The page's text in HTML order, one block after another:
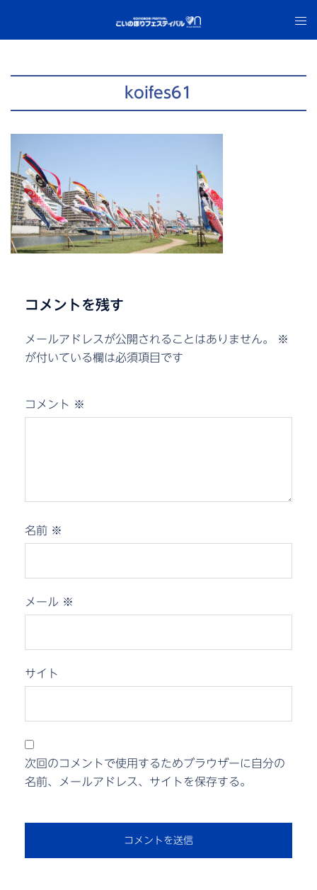
テ
ト
グ
メ
ュ
koifes61
コメントを残す
メールアドレスが公開されることはありません。
※
が付いている欄は必須項目です
コメント ※
名前 ※
メール ※
サイト
次回のコメントで使用するためブラウザーに自分の
名前、メールアドレス、サイトを保存する。